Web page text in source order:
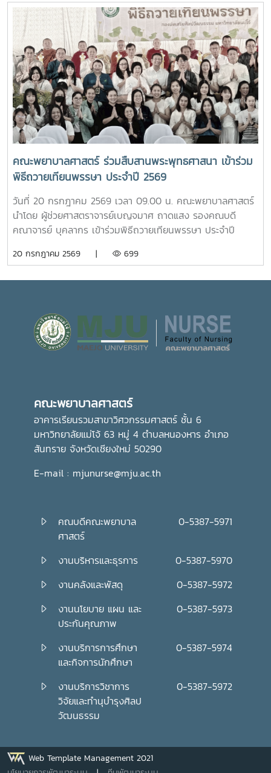
พงษ์พานิช และนายพงษ์พิพัฒน์ ราชจันทร์ ได้นำนักศึกษาเยี่ยม
ชมเส้นทางและสถานที่สำคัญภายในมหาวิทยาลัย อาทิ อนุสาวรีย์
คุณพระช่วงเกษตรศิลปการ เพื่อให้นักศึกษาได้เรียนรู้ประวัติและ
คุณูปการของปูชนียบุคคลผู้มีความสำคัญต่อมหาวิทยาลัย คุณค่า
ทางประวัติศาสตร์และจิตวิญญาณของสถาบันและช่วงบ่าย คณะ
นักศึกษาได้เข้าเยี่ยมชมสำนักฟาร์มมหาวิทยาลัย และสำนักวิจัย
และส่งเสริมวิชาการการเกษตร โดยมี นางสาววัชรินทร์ จันท
วรรณ ให้การต้อนรับ พร้อมบรรยายให้ความรู้เกี่ยวกับการผลิต
และการพัฒนาผลิตภัณฑ์กัญชงเพื่อสุขภาพ รวมทั้งนำเยี่ยมชม
แปลงกัญชง เพื่อเปิดมุมมองด้านงานวิจัยและนวัตกรรมทางการ
เกษตรของมหาวิทยาลัย จากนั้น นักศึกษาได้เดินทางไปศึกษา
แหล่งเรียนรู้อ่างเก็บน้ำห้วยโจ้ พร้อมนั่งรถเยี่ยมชมบริเวณรอบ
คณะและหน่วยงานที่ตั้งอยู่นอกพื้นที่หลักของมหาวิทยาลัย ได้แก่
คณะสัตวศาสตร์และเทคโนโลยี และวิทยาลัยพลังงาน เพื่อเรียนรู้
ศักยภาพและความหลากหลายของศาสตร์ที่มหาวิทยาลัยแม่โจ้เปิด
การเรียนการสอน กิจกรรมตามโครงการดังกล่าว นับว่าเป็นการ
ส่งเสริมการเรียนรู้นอกห้องเรียน สร้างเครือข่ายความร่วมมือ
ระหว่างหน่วยงาน พัฒนาทักษะการคิดวิเคราะห์ การแก้ไขปัญหา
ตลอดจนการปรับตัวในรั้วมหาวิทยาลัย อันเป็นรากฐานสำคัญใน
การก้าวสู่การเป็นวิชาชีพพยาบาลที่มีคุณธรรมและจริยธรรมต่อไป
ศาสตร์ และนักศึกษา เข้าร่วมอย่างพร้อมเพรียงห้อง “ร่ม
อินทนิล” เกิดขึ้นจากความร่วมมือระหว่างมหาวิทยาลัยแม่โจ้และ
คณะพยาบาลศาสตร์ เพื่อเป็นศูนย์ให้บริการด้านการดูแลสุขภาพ
เบื้องต้น การให้คำปรึกษา แนะนำด้านสุขภาพกายและสุขภาพใจ
แก่นักศึกษา เพื่อให้นักศึกษาได้รับการดูแลอย่างทั่วถึง มีสุขภาวะ
ที่ดีทั้งด้านร่างกายและจิตใจ อันจะนำไปสู่การส่งเสริมคุณภาพ
ชีวิต ความปลอดภัย และสวัสดิภาพการใช้ชีวิตภายในมหาวิทยาลัย
โดยจะเปิดให้บริการทุกวัน ตั้งแต่เวลา 17.00-20.00 น.นอกจากนี้
ห้อง “ร่มอินทนิล” ยังเป็นพื้นที่แห่งการเรียนรู้และฝึกปฏิบัติ
วิชาชีพของนักศึกษาพยาบาล ภายใต้การกำกับดูแลของ
คณาจารย์และบุคลากรผู้เชี่ยวชาญ เพื่อให้นักศึกษาได้พัฒนา
ทักษะการดูแลผู้รับบริการจากสถานการณ์จริง ควบคู่ไปกับการ
สร้างประโยชน์แก่สังคมภายในมหาวิทยาลัยอย่างไรก็ตาม การเปิด
ให้บริการห้อง “ร่มอินทนิล” ในครั้งนี้ นับว่าเป็นก้าวสำคัญของ
มหาวิทยาลัย ในการพัฒนาระบบการดูแลสุขภาพของนักศึกษา
อย่างเป็นรูปธรรม สะท้อนถึงความมุ่งมั่นในการสร้างสภาพ
ดีของนักศึกษาอย่างรอบด้าน
คณะพยาบาลศาสตร์ ร่วมสืบสานพระพุทธศาสนา เข้าร่วม
พิธีถวายเทียนพรรษา ประจำปี 2569
วันที่ 20 กรกฎาคม 2569 เวลา 09.00 น. คณะพยาบาลศาสตร์
นำโดย ผู้ช่วยศาสตราจารย์เบญจมาศ ถาดแสง รองคณบดี
คณาจารย์ บุคลากร เข้าร่วมพิธีถวายเทียนพรรษา ประจำปี
ประธานในพิธี ณ อาคารแผ่พืชน์ มหาวิทยาลัยแม่โจ้ผู้เข้าร่วมพิธี
อีกทั้งยังเป็นการส่งเสริมการอนุรักษ์ศิลปวัฒนธรรมและปลูกฝัง
คุณธรรม จริยธรรม ตลอดจนสร้างความเป็นสิริมงคลแก่ชีวิต
คณะพยาบาลศาสตร์ มุ่งมั่น ส่งเสริมให้บุคลากรมีส่วนร่วมในการ
ต่อไปอย่างไรก็ตาม พิธีถวายเทียนพรรษาในครั้งนี้ จัดโดย กอง
ส่งเสริมศิลปวัฒนธรรม มหาวิทยาลัยแม่โจ้
20 กรกฎาคม 2569 | 699
คณะพยาบาลศาสตร์
อาคารเรียนรวมสาขาวิศวกรรมศาสตร์ ชั้น 6
มหาวิทยาลัยแม่โจ้ 63 หมู่ 4 ตำบลหนองหาร อำเภอ
สันทราย จังหวัดเชียงใหม่ 50290
E-mail : mjunurse@mju.ac.th
คณบดีคณะพยาบาล
ศาสตร์
0-5387-5971
งานบริหารและธุรการ
0-5387-5970
งานคลังและพัสดุ
0-5387-5972
งานนโยบาย แผน และ
ประกันคุณภาพ
0-5387-5973
งานบริการการศึกษา
และกิจการนักศึกษา
0-5387-5974
งานบริการวิชาการ
วิจัยและทำนุบำรุงศิลป
วัฒนธรรม
0-5387-5972
Web Template Management 2021